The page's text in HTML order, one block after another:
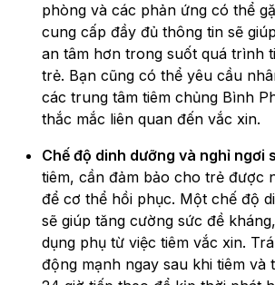
phòng và các phản ứng có thể
cung cấp đầy đủ thông tin sẽ
an tâm hơn trong suốt quá trình
trẻ. Bạn cũng có thể yêu cầu
các trung tâm tiêm chủng Bình
thắc mắc liên quan đến vắc xin.
Chế độ dinh dưỡng và nghỉ ngơi
tiêm, cần đảm bảo cho trẻ được
để cơ thể hồi phục. Một chế độ
sẽ giúp tăng cường sức đề
dụng phụ từ việc tiêm vắc xin.
động mạnh ngay sau khi tiêm và